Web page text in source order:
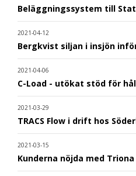
Beläggningssystem till
2021-04-12
Bergkvist siljan i insjön
2021-04-06
C-Load - utökat stöd för
2021-03-29
TRACS Flow i drift hos
2021-03-15
Kunderna nöjda med Triona